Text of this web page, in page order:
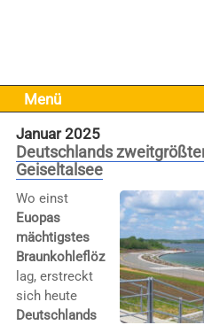
Menü
Januar 2025
Deutschlands
Geiseltalsee
Wo einst
Euopas
mächtigstes
Braunkohleflöz
lag, erstreckt
sich heute
Deutschlands